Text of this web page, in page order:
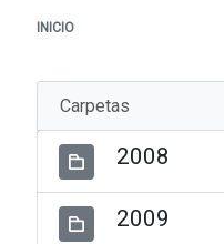
INICIO
Carpetas
2008
2009